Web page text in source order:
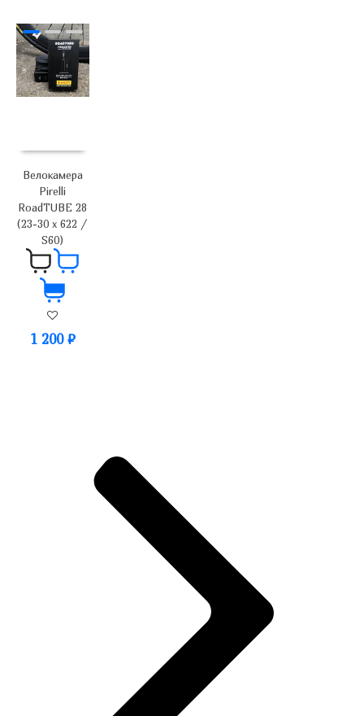
Велокамера
Pirelli
RoadTUBE 28
(23-30 x 622 /
S60)
1 200 ₽